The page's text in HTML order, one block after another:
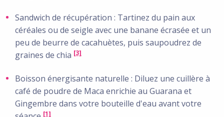
Sandwich de récupération : Tartinez du pain aux
céréales ou de seigle avec une banane écrasée et un
peu de beurre de cacahuètes, puis saupoudrez de
graines de chia [3]
Boisson énergisante naturelle : Diluez une cuillère à
café de poudre de Maca enrichie au Guarana et
Gingembre dans votre bouteille d'eau avant votre
[1]